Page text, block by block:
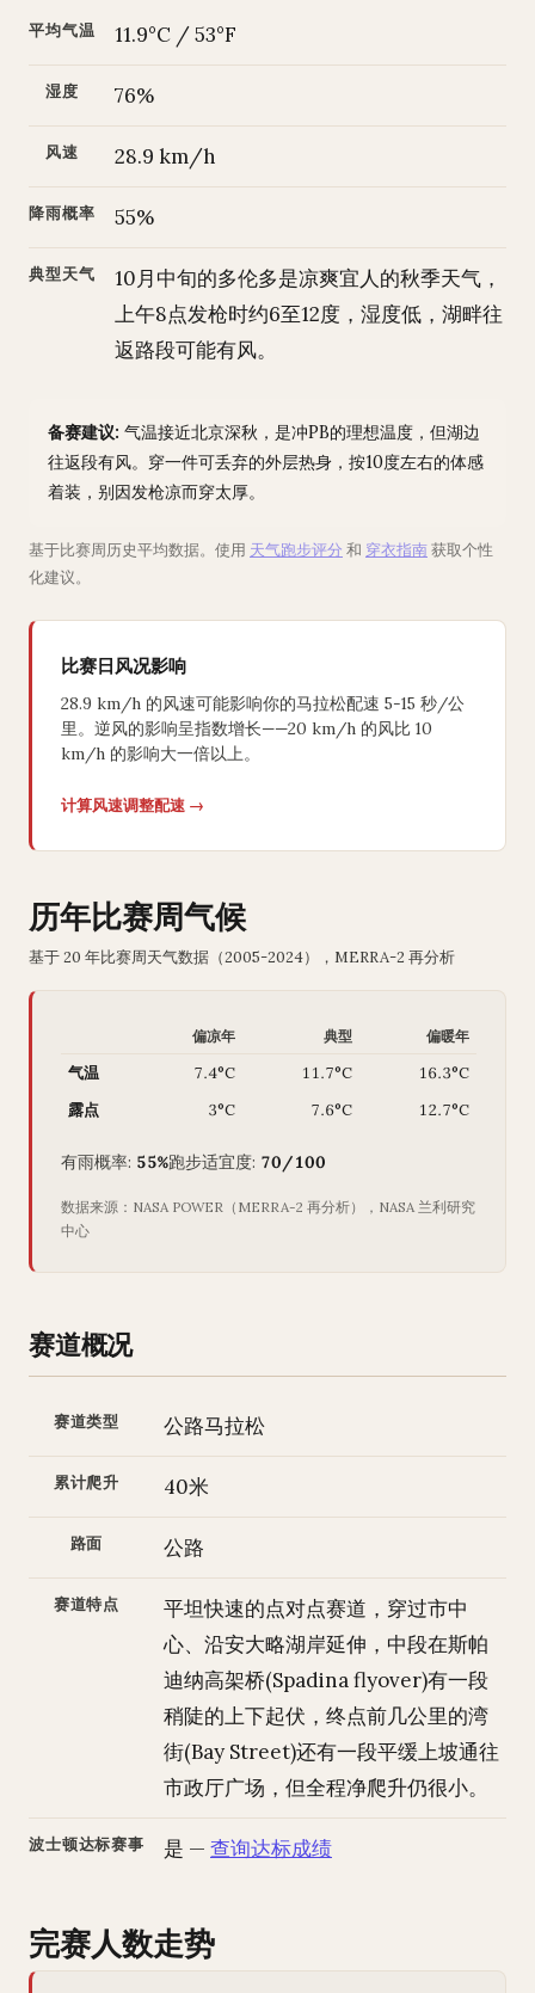
平均气温 11.9°C / 53°F
湿度 76%
风速 28.9 km/h
降雨概率 55%
典型天气
10月中旬的多伦多是凉爽宜人的秋季天气，
上午8点发枪时约6至12度，湿度低，湖畔往
返路段可能有风。
备赛建议: 气温接近北京深秋，是冲PB的理想温度，但湖边
往返段有风。穿一件可丢弃的外层热身，按10度左右的体感
着装，别因发枪凉而穿太厚。
基于比赛周历史平均数据。使用 天气跑步评分 和 穿衣指南获取个性
化建议。
比赛日风况影响
28.9 km/h 的风速可能影响你的马拉松配速 5-15 秒/公
里。逆风的影响呈指数增长——20 km/h 的风比 10
km/h 的影响大一倍以上。
计算风速调整配速 →
历年比赛周气候
基于 20 年比赛周天气数据（2005-2024），MERRA-2 再分析
偏凉年 典型 偏暖年
气温 7.4°C 11.7°C
16.3°C
露点
3°C 7.6°C 12.7°C
有雨概率: 55%跑步适宜度: 70/100
数据来源：NASA POWER（MERRA-2 再分析），NASA 兰利研究
中心
赛道概况
赛道类型 公路马拉松
累计爬升 40米
路面 公路
赛道特点
平坦快速的点对点赛道，穿过市中
心、沿安大略湖岸延伸，中段在斯帕
迪纳高架桥(Spadina flyover)有一段
稍陡的上下起伏，终点前几公里的湾
街(Bay Street)还有一段平缓上坡通往
市政厅广场，但全程净爬升仍很小。
波士顿达标赛事 是 — 查询达标成绩
完赛人数走势